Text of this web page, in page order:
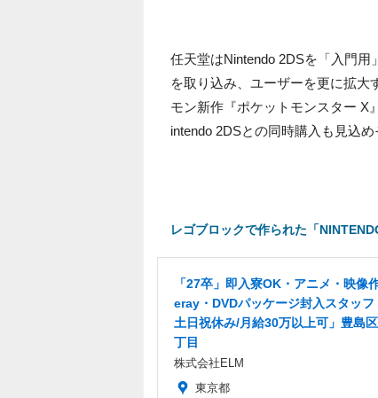
任天堂はNintendo 2DSを「入門
を取り込み、ユーザーを更に拡大
モン新作『ポケットモンスター X
intendo 2DSとの同時購入も見込め
レゴブロックで作られた「
「27卒」即入寮OK・アニメ・映像
eray・DVDパッケージ封入スタッフ
土日祝休み/月給30万以上可」豊島
丁目
株式会社ELM
東京都